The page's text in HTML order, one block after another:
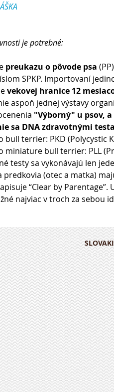
je potrebné:
preukazu o pôvode psa
SPKP. Importovaní
vekovej hranice 12
aspoň jednej výstavy
"Výborný" u psov,
sa DNA zdravotnými
bull terrier: PKD (Polycystic
miniature bull terrier: PLL
testy sa vykonávajú len
predkovia (otec a matka)
“Clear by
najviac v troch za sebou